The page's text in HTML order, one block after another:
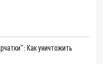
Как уничтожить